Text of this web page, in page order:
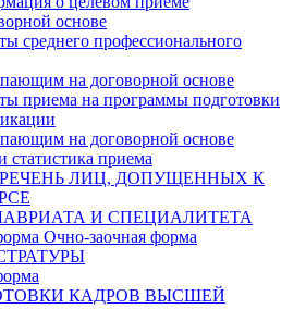
основе
среднего профессионального
на договорной основе
приема на программы подготовки
на договорной основе
приема
ЛИЦ, ДОПУЩЕННЫХ К
И СПЕЦИАЛИТЕТА
Очно-заочная форма
КАДРОВ ВЫСШЕЙ